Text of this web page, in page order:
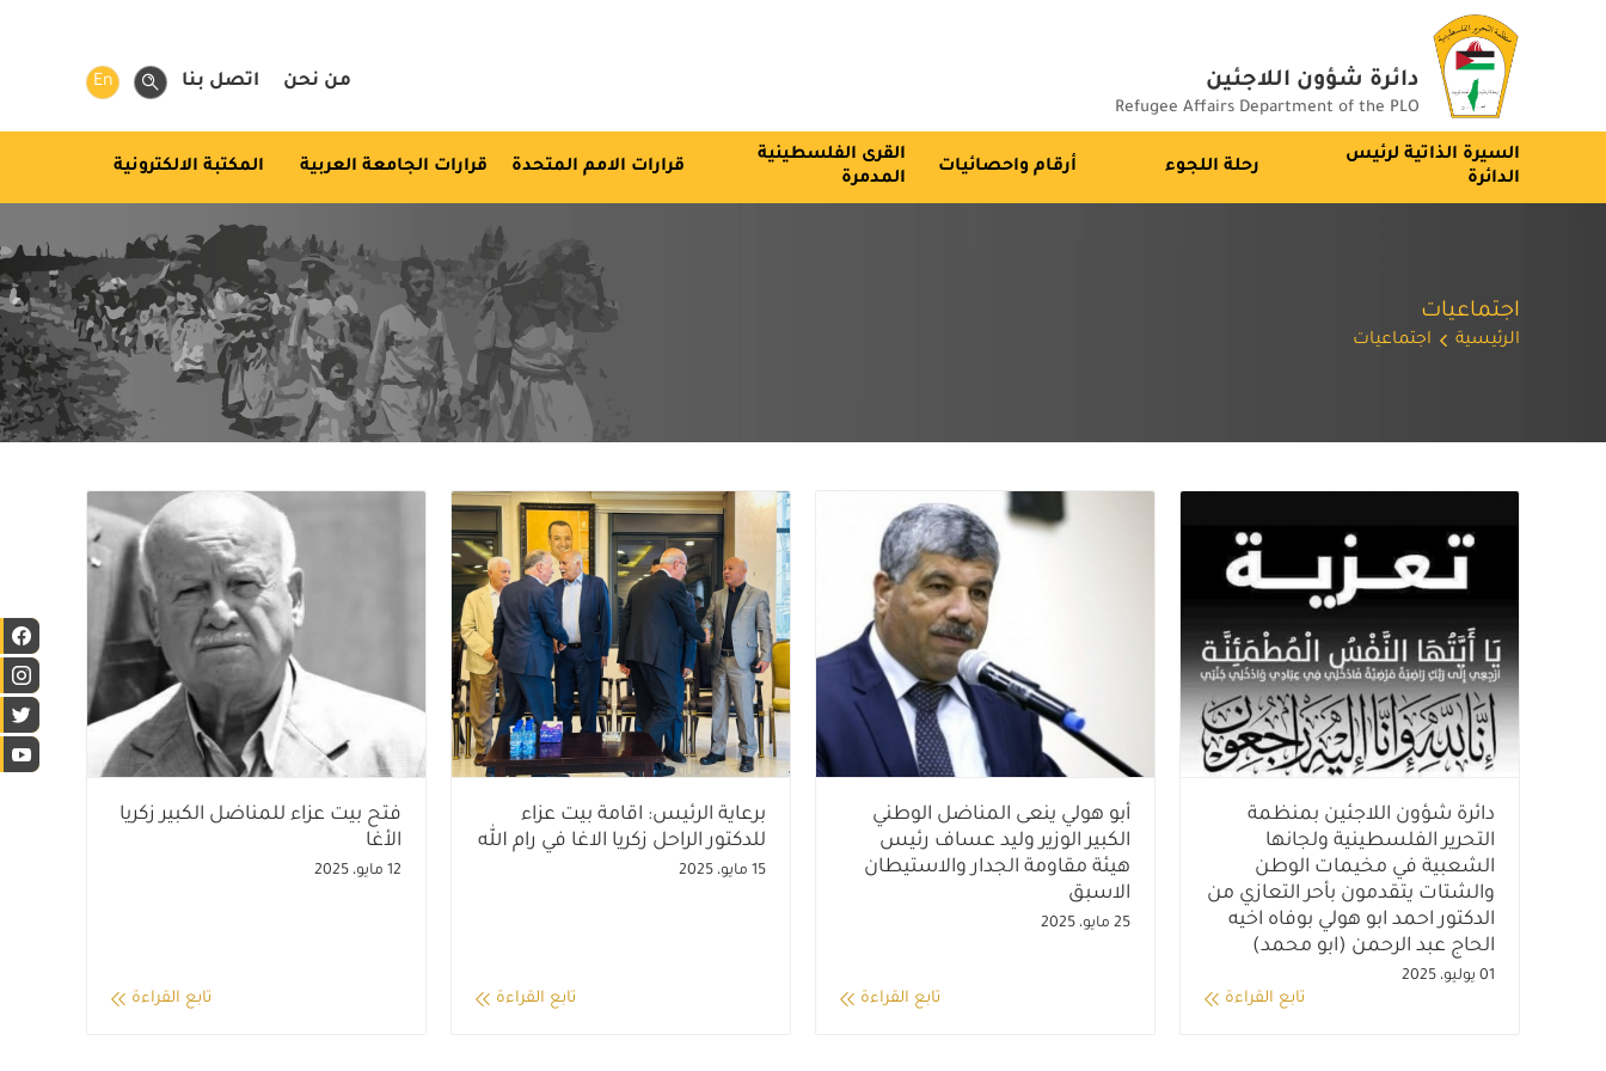
دائرة شؤون اللاجئين
Refugee Affairs Department of the PLO
من نحن اتصل بنا En
السيرة الذاتية لرئيس
الدائرة
رحلة اللجوء أرقام واحصائيات
القرى الفلسطينية
المدمرة
قرارات الامم المتحدة قرارات الجامعة العربية المكتبة الالكترونية
اجتماعيات
الرئيسية اجتماعيات
دائرة شؤون اللاجئين بمنظمة
التحرير الفلسطينية ولجانها
الشعبية في مخيمات الوطن
والشتات يتقدمون بأحر التعازي من
الدكتور احمد ابو هولي بوفاه اخيه
الحاج عبد الرحمن (ابو محمد)
01 يوليو، 2025
تابع القراءة
أبو هولي ينعى المناضل الوطني
الكبير الوزير وليد عساف رئيس
هيئة مقاومة الجدار والاستيطان
الاسبق
25 مايو، 2025
تابع القراءة
برعاية الرئيس: اقامة بيت عزاء
للدكتور الراحل زكريا الاغا في رام الله
15 مايو، 2025
تابع القراءة
فتح بيت عزاء للمناضل الكبير زكريا
الأغا
12 مايو، 2025
تابع القراءة